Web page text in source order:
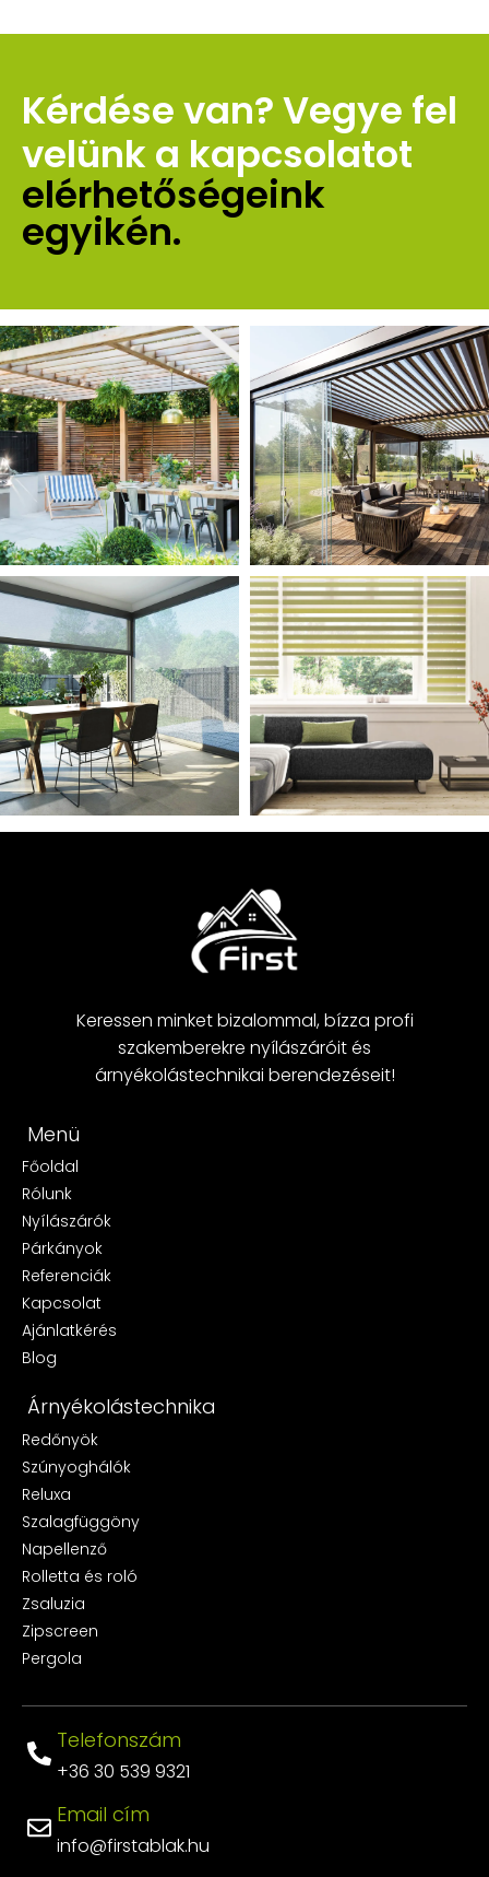
Kérdése van? Vegye fel
velünk a kapcsolatot
elérhetőségeink
egyikén.
Keressen minket bizalommal, bízza profi
szakemberekre nyílászáróit és
árnyékolástechnikai berendezéseit!
Menü
Főoldal
Rólunk
Nyílászárók
Párkányok
Referenciák
Kapcsolat
Ajánlatkérés
Blog
Árnyékolástechnika
Redőnyök
Szúnyoghálók
Reluxa
Szalagfüggöny
Napellenző
Rolletta és roló
Zsaluzia
Zipscreen
Pergola
+36 30 539 9321
Telefonszám
info@firstablak.hu
Email cím